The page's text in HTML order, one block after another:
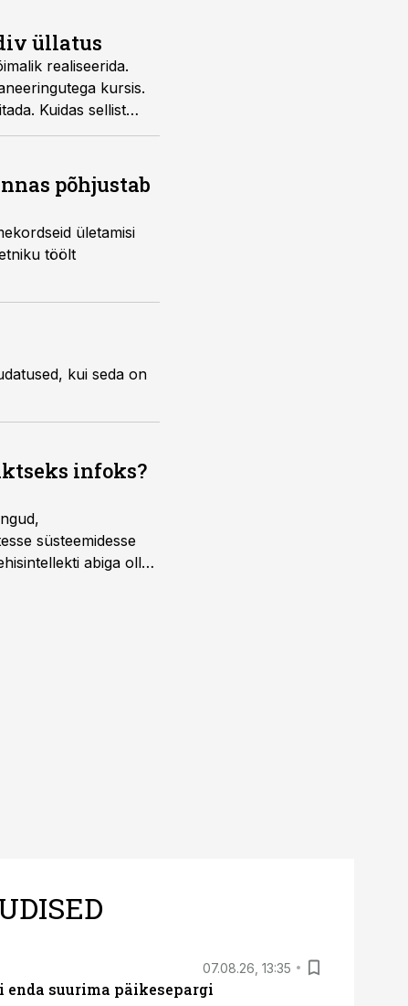
üllatus
realiseerida.
kursis.
Kuidas sellist
Liinsoo ja Britta
põhjustab
ületamisi
töölt
kui seda on
infoks?
süsteemidesse
abiga olla
07.08.26, 13:35
suurima päikesepargi